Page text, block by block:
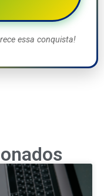
essa conquista!